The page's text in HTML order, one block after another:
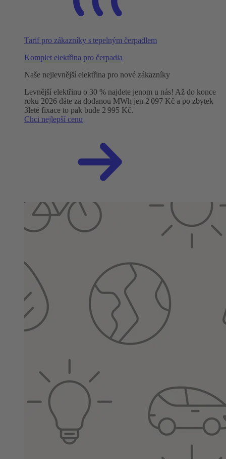
Tarif pro zákazníky s tepelným čerpadlem
Komplet elektřina pro čerpadla
Naše nejlevnější elektřina pro nové zákazníky
Levnější elektřinu o 30 % najdete jenom u nás! Až do konce
roku 2026 dáte za dodanou MWh jen 2 097 Kč a po zbytek
3leté fixace to pak bude 2 995 Kč.
Chci nejlepší cenu